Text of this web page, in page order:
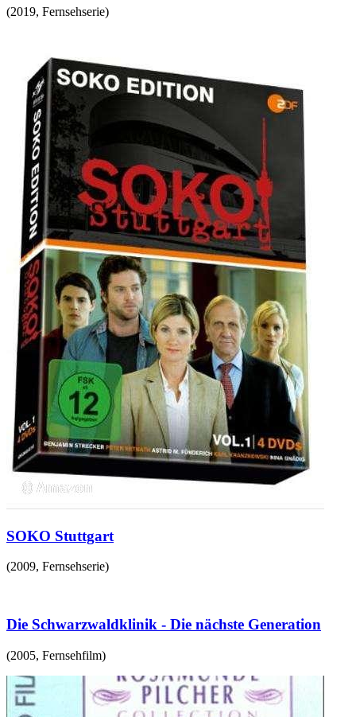
(2019, Fernsehserie)
SOKO Stuttgart
(2009, Fernsehserie)
Die Schwarzwaldklinik - Die nächste Generation
(2005, Fernsehfilm)